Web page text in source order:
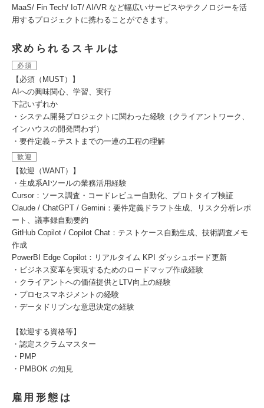
MaaS/ Fin Tech/ IoT/ AI/VR など幅広いサービスやテクノロジーを活
用するプロジェクトに携わることができます。
求められるスキルは
必須
【必須（MUST）】
AIへの興味関心、学習、実行
下記いずれか
・システム開発プロジェクトに関わった経験（クライアントワーク、
インハウスの開発問わず）
・要件定義～テストまでの一連の工程の理解
歓迎
【歓迎（WANT）】
・生成系AIツールの業務活用経験
Cursor：ソース調査・コードレビュー自動化、プロトタイプ検証
Claude / ChatGPT / Gemini：要件定義ドラフト生成、リスク分析レポ
ート、議事録自動要約
GitHub Copilot / Copilot Chat：テストケース自動生成、技術調査メモ
作成
PowerBI Edge Copilot：リアルタイム KPI ダッシュボード更新
・ビジネス変革を実現するためのロードマップ作成経験
・クライアントへの価値提供とLTV向上の経験
・プロセスマネジメントの経験
・データドリブンな意思決定の経験
【歓迎する資格等】
・認定スクラムマスター
・PMP
・PMBOK の知見
雇用形態は